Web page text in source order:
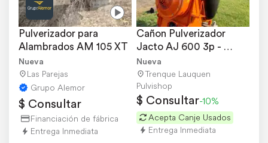
Pulverizador para
Alambrados AM 105 XT
Nueva
Las Parejas
Grupo Alemor
$ Consultar
Financiación de fábrica
Entrega Inmediata
Cañon Pulverizador
Jacto AJ 600 3p -
Tambo, Feed Lot,
Mosca
Nueva
Trenque Lauquen
Pulvishop
$ Consultar-10%
Acepta Canje Usados
Entrega Inmediata